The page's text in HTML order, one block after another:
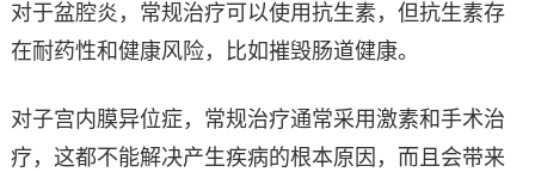
对于盆腔炎，常规治疗可以使用抗生素，但抗生素存
在耐药性和健康风险，比如摧毁肠道健康。
对子宫内膜异位症，常规治疗通常采用激素和手术治
疗，这都不能解决产生疾病的根本原因，而且会带来